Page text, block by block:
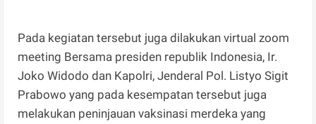
Pada kegiatan tersebut juga dilakukan virtual zoom
meeting Bersama presiden republik Indonesia, Ir.
Joko Widodo dan Kapolri, Jenderal Pol. Listyo Sigit
Prabowo yang pada kesempatan tersebut juga
melakukan peninjauan vaksinasi merdeka yang